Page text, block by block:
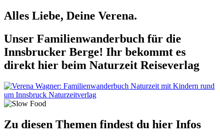
Alles Liebe, Deine Verena.
Unser Familienwanderbuch für die
Innsbrucker Berge! Ihr bekommt es
direkt hier beim Naturzeit Reiseverlag
Zu diesen Themen findest du hier Infos